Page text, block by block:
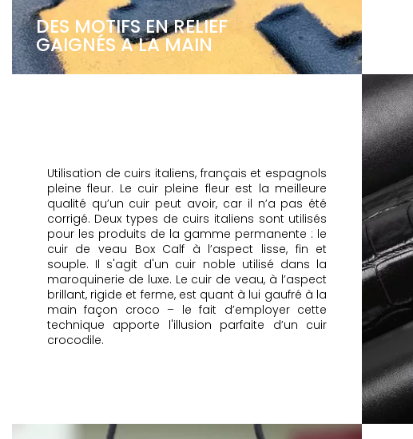
DES MOTIFS EN RELIEF
GAIGNÉS A LA MAIN
Utilisation de cuirs italiens, français et espagnols
pleine fleur. Le cuir pleine fleur est la meilleure
qualité qu’un cuir peut avoir, car il n’a pas été
corrigé. Deux types de cuirs italiens sont utilisés
pour les produits de la gamme permanente : le
cuir de veau Box Calf à l’aspect lisse, fin et
souple. Il s'agit d'un cuir noble utilisé dans la
maroquinerie de luxe. Le cuir de veau, à l’aspect
brillant, rigide et ferme, est quant à lui gaufré à la
main façon croco – le fait d’employer cette
technique apporte l'illusion parfaite d’un cuir
crocodile.